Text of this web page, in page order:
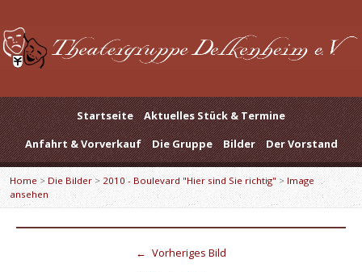
Startseite
Aktuelles Stück & Termine
Anfahrt & Vorverkauf
Die Gruppe Bilder Der Vorstand
Home > Die Bilder> 2010 - Boulevard "Hier sind Sie richtig" > Image
ansehen
← Vorheriges Bild